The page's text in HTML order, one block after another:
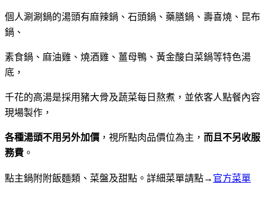
個人涮涮鍋的湯頭有麻辣鍋 、 石頭鍋 、 藥膳鍋 、 壽喜燒 、 昆布
鍋 、
素食鍋 、 麻油雞 、 燒酒雞 、 薑母鴨 、黃金酸白菜鍋等特色湯
底 ，
千花的高湯是採用豬大骨及蔬菜每日熬煮，並依客人點餐內容
現場製作，
各種湯頭不用另外加價 ，視所點肉品價位為主， 而且不另收服
務費 。
點主鍋附附飯麵類、菜盤及甜點。 詳細菜單請點→ 官方菜單